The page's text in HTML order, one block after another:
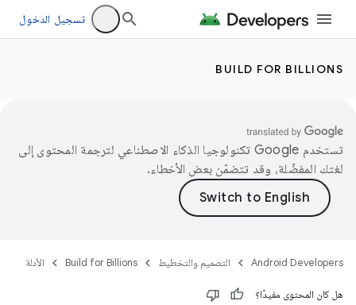
تسجيل الدخول
BUILD FOR BILLIONS
تستخدم Google تكنولوجيا الذكاء الاصطناعي لترجمة المحتوى إلى
لغتك المفضّلة، وقد تتضمّن بعض الأخطاء.
Android Developers التصميم والتخطيط Build for Billions الأدلة
هل كان المحتوى مفيدًا؟